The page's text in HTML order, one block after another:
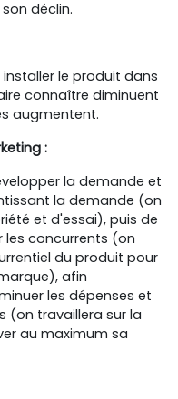
déclin.
le produit dans
connaître diminuent
augmentent.
:
la demande et
la demande (on
et d'essai), puis de
concurrents (on
du produit pour
afin
les dépenses et
(on travaillera sur la
au maximum sa